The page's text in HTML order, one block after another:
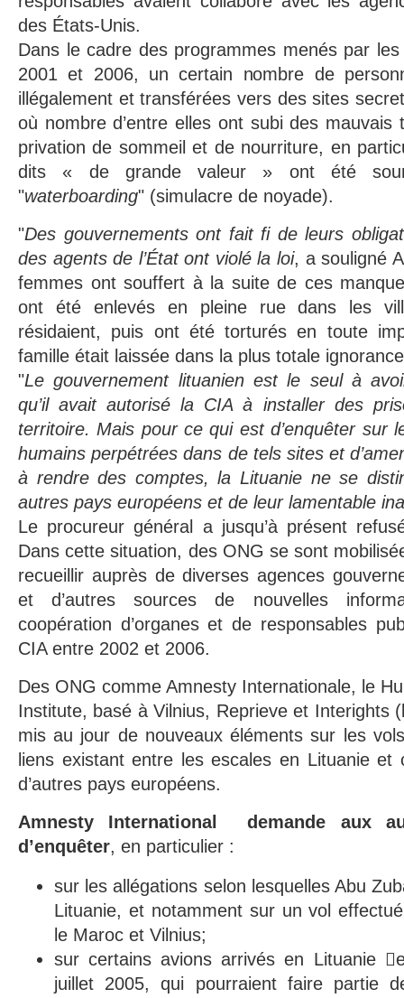
des États-Unis.
Dans le cadre des programmes menés par
2001 et 2006, un certain nombre de
illégalement et transférées vers des sites
où nombre d’entre elles ont subi des
privation de sommeil et de nourriture, en
dits « de grande valeur » ont été
"waterboarding" (simulacre de noyade).
"Des gouvernements ont fait fi de leurs
des agents de l’État ont violé la loi, a souligné
femmes ont souffert à la suite de ces
ont été enlevés en pleine rue dans les
résidaient, puis ont été torturés en toute
famille était laissée dans la plus totale
"Le gouvernement lituanien est le seul à
qu’il avait autorisé la CIA à installer des
territoire. Mais pour ce qui est d’enquêter sur
humains perpétrées dans de tels sites et
à rendre des comptes, la Lituanie ne se
autres pays européens et de leur lamentable
Le procureur général a jusqu’à présent
Dans cette situation, des ONG se sont
recueillir auprès de diverses agences
et d’autres sources de nouvelles
coopération d’organes et de responsables
CIA entre 2002 et 2006.
Des ONG comme Amnesty Internationale, le
Institute, basé à Vilnius, Reprieve et Interights
mis au jour de nouveaux éléments sur les
liens existant entre les escales en Lituanie et
d’autres pays européens.
Amnesty International demande aux
d’enquêter, en particulier :
sur les allégations selon lesquelles Abu
Lituanie, et notamment sur un vol
le Maroc et Vilnius;
sur certains avions arrivés en Lituanie
juillet 2005, qui pourraient faire partie